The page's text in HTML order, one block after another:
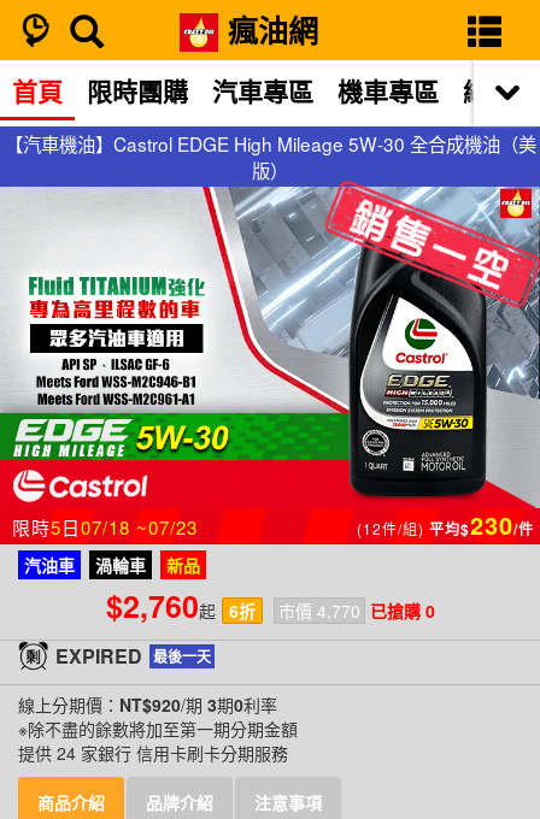
瘋油網
【汽車機油】Castrol EDGE High Mileage 5W-30 全合成機油（美
版）
首頁 限時團購 汽車專區 機車專區 網站
【汽車機油】Castrol EDGE High Mileage 5W-30 全合成機油（美
限時5日07/18 ~07/23 (12件/組) 平均$230/件
汽油車 渦輪車 新品
$2,760起 6折 市價 4,770 已搶購 0
EXPIRED 最後一天
線上分期價： NT$920/期 3期0利率
※除不盡的餘數將加至第一期分期金額
提供 24 家銀行 信用卡刷卡分期服務
商品介紹 品牌介紹 注意事項